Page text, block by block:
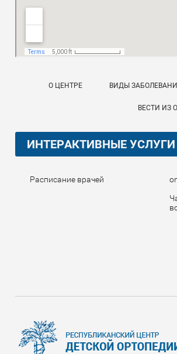
О ЦЕНТРЕ ВИДЫ
ВЕСТИ ИЗ
ИНТЕРАКТИВНЫЕ УСЛУГИ
Расписание врачей